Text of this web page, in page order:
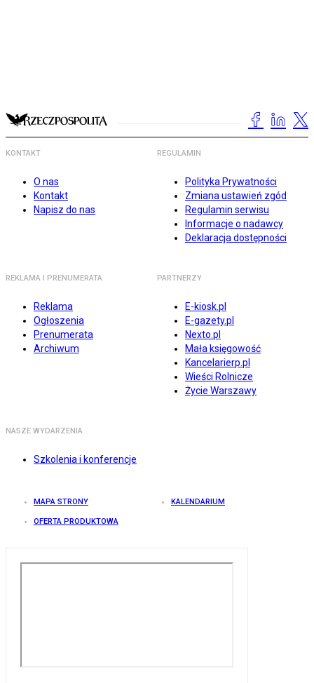
KONTAKT
O nas
Kontakt
Napisz do nas
REGULAMIN
Polityka Prywatności
Zmiana ustawień zgód
Regulamin serwisu
Informacje o nadawcy
Deklaracja dostępności
REKLAMA I PRENUMERATA
Reklama
Ogłoszenia
Prenumerata
Archiwum
PARTNERZY
E-kiosk.pl
E-gazety.pl
Nexto.pl
Mała księgowość
Kancelarierp.pl
Wieści Rolnicze
Życie Warszawy
NASZE WYDARZENIA
Szkolenia i konferencje
MAPA STRONY KALENDARIUM
OFERTA PRODUKTOWA